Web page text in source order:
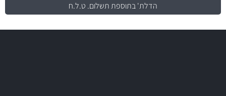
הדלת' בתוספת תשלום. ט.ל.ח